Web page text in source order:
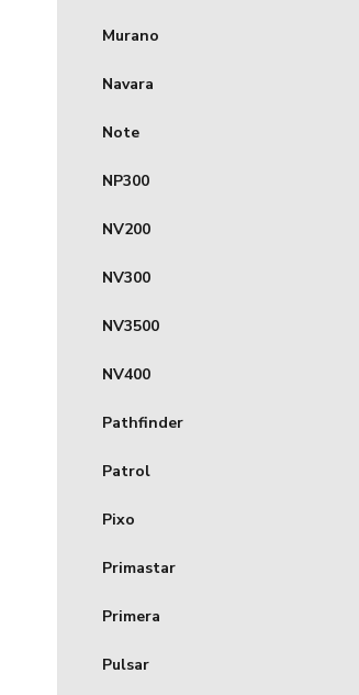
Murano
Navara
Note
NP300
NV200
NV300
NV3500
NV400
Pathfinder
Patrol
Pixo
Primastar
Primera
Pulsar